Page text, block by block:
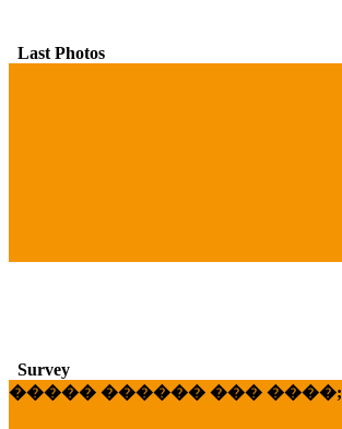
Last Photos
Survey
����� ������ ��� ����;